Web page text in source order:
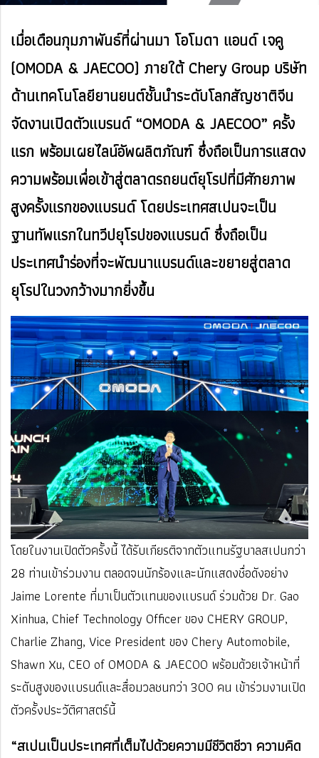
เมื่อเดือนกุมภาพันธ์ที่ผ่านมา โอโมดา แอนด์ เจคู
(OMODA & JAECOO) ภายใต้ Chery Group บริษัท
ด้านเทคโนโลยียานยนต์ชั้นนำระดับโลกสัญชาติจีน
จัดงานเปิดตัวแบรนด์ “OMODA & JAECOO” ครั้ง
แรก พร้อมเผยไลน์อัพผลิตภัณฑ์ ซึ่งถือเป็นการแสดง
ความพร้อมเพื่อเข้าสู่ตลาดรถยนต์ยุโรปที่มีศักยภาพ
สูงครั้งแรกของแบรนด์ โดยประเทศสเปนจะเป็น
ฐานทัพแรกในทวีปยุโรปของแบรนด์ ซึ่งถือเป็น
ประเทศนำร่องที่จะพัฒนาแบรนด์และขยายสู่ตลาด
ยุโรปในวงกว้างมากยิ่งขึ้น
โดยในงานเปิดตัวครั้งนี้ ได้รับเกียรติจากตัวแทนรัฐบาลสเปนกว่า
28 ท่านเข้าร่วมงาน ตลอดจนนักร้องและนักแสดงชื่อดังอย่าง
Jaime Lorente ที่มาเป็นตัวแทนของแบรนด์ ร่วมด้วย Dr. Gao
Xinhua, Chief Technology Officer ของ CHERY GROUP,
Charlie Zhang, Vice President ของ Chery Automobile,
Shawn Xu, CEO of OMODA & JAECOO พร้อมด้วยเจ้าหน้าที่
ระดับสูงของแบรนด์และสื่อมวลชนกว่า 300 คน เข้าร่วมงานเปิด
ตัวครั้งประวัติศาสตร์นี้
“สเปนเป็นประเทศที่เต็มไปด้วยความมีชีวิตชีวา ความคิด